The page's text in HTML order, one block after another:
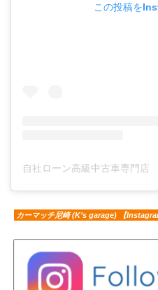
この投稿を
カーマッチ尼崎 (K’s garage) 【